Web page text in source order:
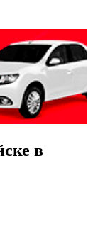
в